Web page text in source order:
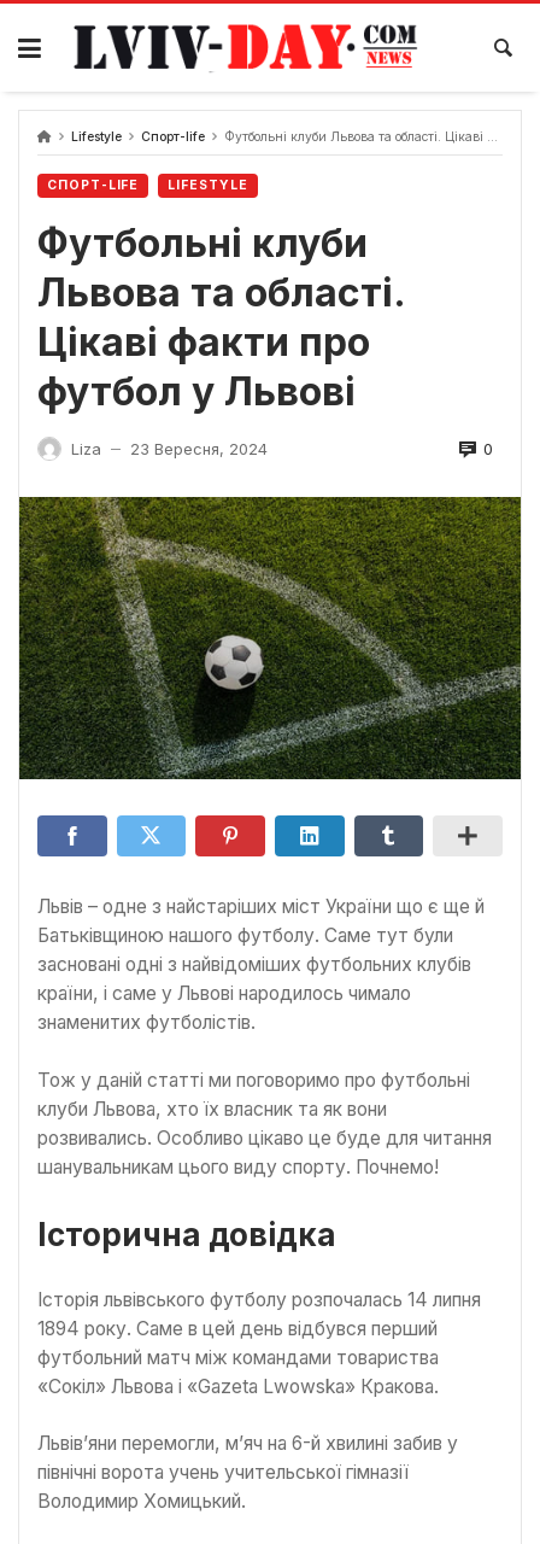
Skip
content
Lifestyle Спорт-life Футбольні клуби Львова та області. Цікаві факти про футбол у Львові
СПОРТ-LIFE LIFESTYLE
Футбольні клуби
Львова та області.
Цікаві факти про
футбол у Львові
Liza — 23 Вересня, 2024 0
Львів – одне з найстаріших міст України що є ще й
Батьківщиною нашого футболу. Саме тут були
засновані одні з найвідоміших футбольних клубів
країни, і саме у Львові народилось чимало
знаменитих футболістів.
Тож у даній статті ми поговоримо про футбольні
клуби Львова, хто їх власник та як вони
розвивались. Особливо цікаво це буде для читання
шанувальникам цього виду спорту. Почнемо!
Історична довідка
Історія львівського футболу розпочалась 14 липня
1894 року. Саме в цей день відбувся перший
футбольний матч між командами товариства
«Сокіл» Львова і «Gazeta Lwowska» Кракова.
Львів’яни перемогли, м’яч на 6-й хвилині забив у
північні ворота учень учительської гімназії
Володимир Хомицький.